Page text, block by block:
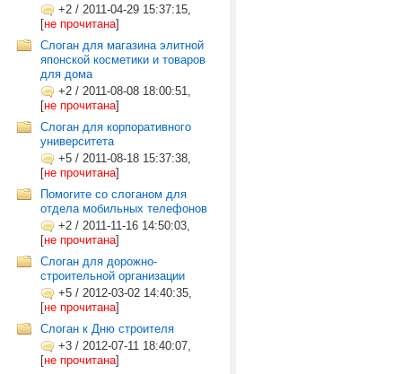
+2 / 2011-04-29 15:37:15,
[не прочитана]
Слоган для магазина элитной
японской косметики и товаров
для дома
+2 / 2011-08-08 18:00:51,
[не прочитана]
Слоган для корпоративного
университета
+5 / 2011-08-18 15:37:38,
[не прочитана]
Помогите со слоганом для
отдела мобильных телефонов
+2 / 2011-11-16 14:50:03,
[не прочитана]
Слоган для дорожно-
строительной организации
+5 / 2012-03-02 14:40:35,
[не прочитана]
Слоган к Дню строителя
+3 / 2012-07-11 18:40:07,
[не прочитана]